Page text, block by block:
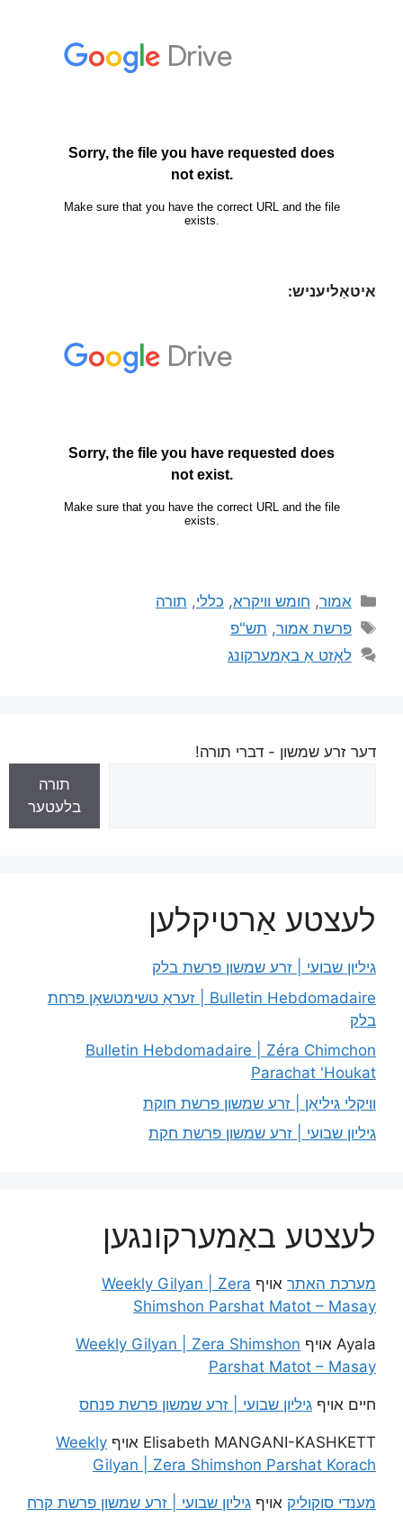
איטאַליעניש:
אמור, חומש וויקרא, כללי, תורה
פרשת אמור, תש"פ
לאָזט אַ באַמערקונג
דער זרע שמשון - דברי תורה!
תורה
בלעטער
לעצטע אַרטיקלען
גיליון שבועי | זרע שמשון פרשת בלק
Bulletin Hebdomadaire | זעראַ טשימטשאָן פּרחת
בלק
Bulletin Hebdomadaire | Zéra Chimchon
Parachat 'Houkat
וויקלי גיליאַן | זרע שמשון פרשת חוקת
גיליון שבועי | זרע שמשון פרשת חקת
לעצטע באַמערקונגען
מערכת האתר אויף Weekly Gilyan | Zera
Shimshon Parshat Matot – Masay
Ayala אויף Weekly Gilyan | Zera Shimshon
Parshat Matot – Masay
חיים אויף גיליון שבועי | זרע שמשון פרשת פנחס
Elisabeth MANGANI-KASHKETT אויף Weekly
Gilyan | Zera Shimshon Parshat Korach
מענדי סוקוליק אויף גיליון שבועי | זרע שמשון פרשת קרח